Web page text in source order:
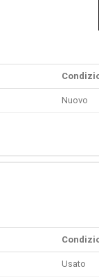
Nuovo
Usato